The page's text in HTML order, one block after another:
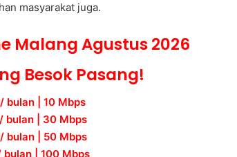
masyarakat juga.
Malang Agustus 2026
Besok Pasang!
bulan | 10 Mbps
bulan | 30 Mbps
bulan | 50 Mbps
bulan | 100 Mbps